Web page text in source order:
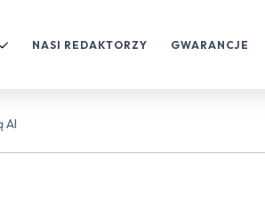
NASI REDAKTORZY GWARANCJE
AI